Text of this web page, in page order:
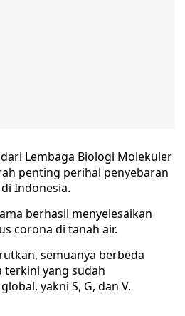
dari Lembaga Biologi Molekuler
penting perihal penyebaran
Indonesia.
berhasil menyelesaikan
corona di tanah air.
semuanya berbeda
yang sudah
yakni S, G, dan V.